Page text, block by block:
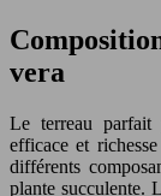
vera
Le terreau parfait
efficace et
différents
plante succulente.